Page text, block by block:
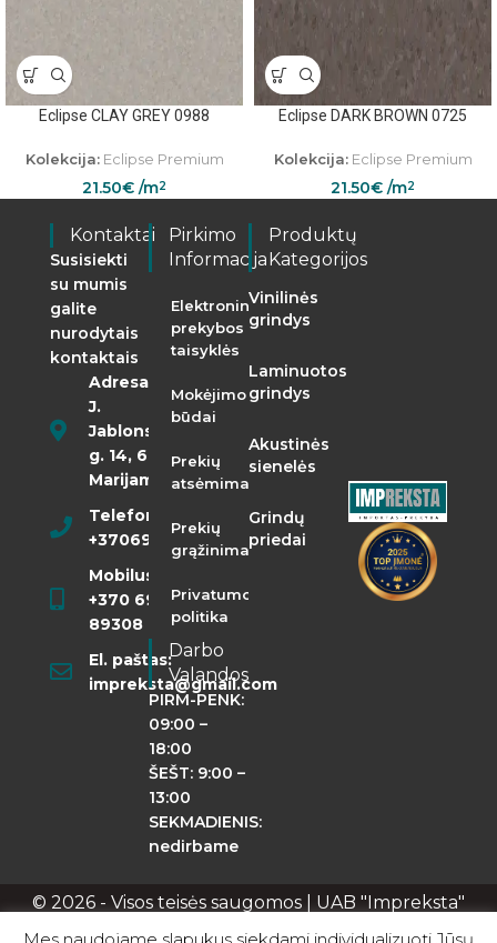
Eclipse CLAY GREY 0988
Kolekcija:Eclipse Premium
21.50€ /m2
Eclipse DARK BROWN 0725
Kolekcija:Eclipse Premium
21.50€ /m2
Kontaktai
Susisiekti
su mumis
galite
nurodytais
kontaktais
Adresas:
J.
Jablonskio
g. 14, 68290
Marijampolė
Telefonas:
+37069855400
Mobilusis:
+370 698
89308
El. paštas:
impreksta@gmail.com
Pirkimo
Informacija
Elektroninės
prekybos
taisyklės
Mokėjimo
būdai
Prekių
atsėmimas
Prekių
grąžinimas
Privatumo
politika
Darbo
Valandos
PIRM-PENK:
09:00 –
18:00
ŠEŠT: 9:00 –
13:00
SEKMADIENIS:
nedirbame
Produktų
Kategorijos
Vinilinės
grindys
Laminuotos
grindys
Akustinės
sienelės
Grindų
priedai
© 2026 - Visos teisės saugomos | UAB "Impreksta"
Apie mus Kontaktai Privatumo politika